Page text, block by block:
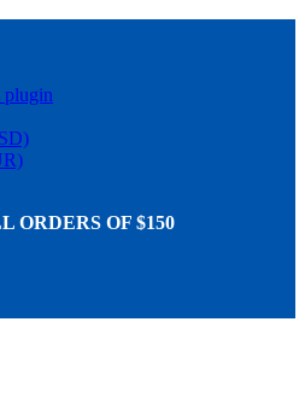
plugin
ORDERS OF $150